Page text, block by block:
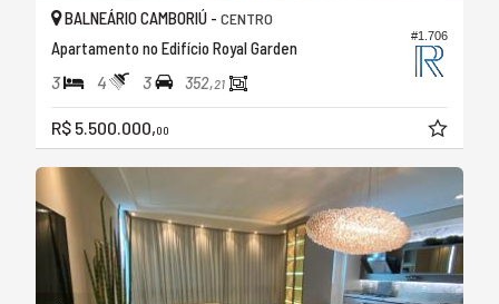
#1.706
BALNEÁRIO CAMBORIÚ - CENTRO
Apartamento no Edifício Royal Garden
3 4 3 352,21
R$ 5.500.000,00